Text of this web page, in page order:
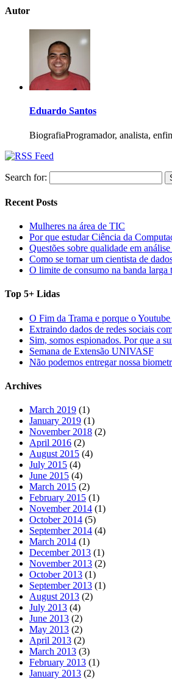
Autor
Eduardo Santos
BiografiaProgramador, analista,
Search for:
Recent Posts
Mulheres na área de TIC
Por que estudar Ciência da
Questões sobre qualidade em
Como se tornar um cientista de
O limite de consumo na banda larga
Top 5+ Lidas
O Fim da Trama e porque o
Extraindo dados de redes sociais
Sim, somos espionados. Por que a
Semana de Extensão UNIVASF
Não podemos entregar nossa
Archives
March 2019 (1)
January 2019 (1)
November 2018 (2)
April 2016 (2)
August 2015 (4)
July 2015 (4)
June 2015 (4)
March 2015 (2)
February 2015 (1)
November 2014 (1)
October 2014 (5)
September 2014 (4)
March 2014 (1)
December 2013 (1)
November 2013 (2)
October 2013 (1)
September 2013 (1)
August 2013 (2)
July 2013 (4)
June 2013 (2)
May 2013 (2)
April 2013 (2)
March 2013 (3)
February 2013 (1)
January 2013 (2)